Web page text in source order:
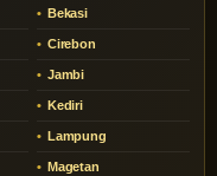
Bekasi
Cirebon
Jambi
Kediri
Lampung
Magetan